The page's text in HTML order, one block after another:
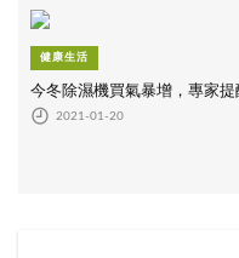
健康生活
今冬除濕機買氣暴增，專家
2021-01-20